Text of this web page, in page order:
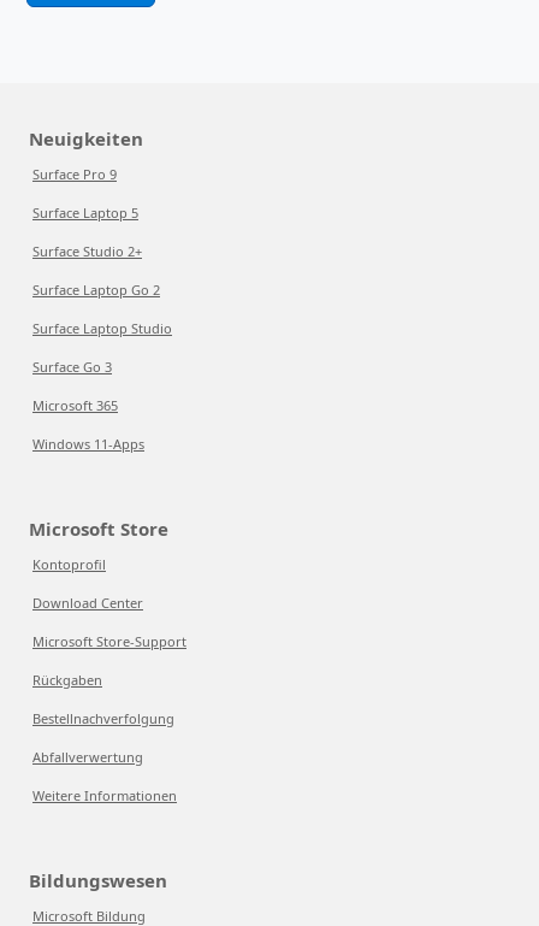
Neuigkeiten
Surface Pro 9
Surface Laptop 5
Surface Studio 2+
Surface Laptop Go 2
Surface Laptop Studio
Surface Go 3
Microsoft 365
Windows 11-Apps
Microsoft Store
Kontoprofil
Download Center
Microsoft Store-Support
Rückgaben
Bestellnachverfolgung
Abfallverwertung
Weitere Informationen
Bildungswesen
Microsoft Bildung